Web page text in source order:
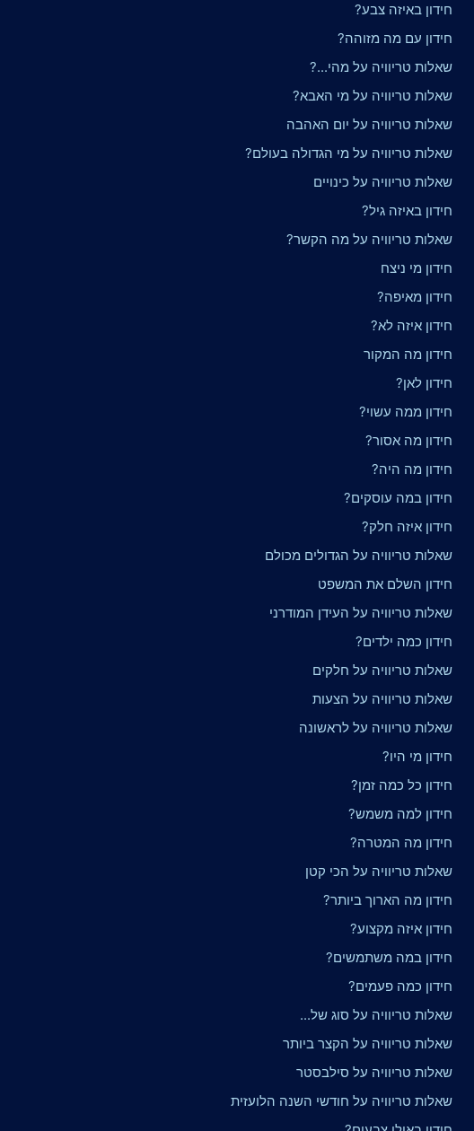
חידון באיזה צבע?
חידון עם מה מזוהה?
שאלות טריוויה על מהי...?
שאלות טריוויה על מי האבא?
שאלות טריוויה על יום האהבה
שאלות טריוויה על מי הגדולה בעולם?
שאלות טריוויה על כינויים
חידון באיזה גיל?
שאלות טריוויה על מה הקשר?
חידון מי ניצח
חידון מאיפה?
חידון איזה לא?
חידון מה המקור
חידון לאן?
חידון ממה עשוי?
חידון מה אסור?
חידון מה היה?
חידון במה עוסקים?
חידון איזה חלק?
שאלות טריוויה על הגדולים מכולם
חידון השלם את המשפט
שאלות טריוויה על העידן המודרני
חידון כמה ילדים?
שאלות טריוויה על חלקים
שאלות טריוויה על הצעות
שאלות טריוויה על לראשונה
חידון מי היו?
חידון כל כמה זמן?
חידון למה משמש?
חידון מה המטרה?
שאלות טריוויה על הכי קטן
חידון מה הארוך ביותר?
חידון איזה מקצוע?
חידון במה משתמשים?
חידון כמה פעמים?
שאלות טריוויה על סוג של...
שאלות טריוויה על הקצר ביותר
שאלות טריוויה על סילבסטר
שאלות טריוויה על חודשי השנה הלועזית